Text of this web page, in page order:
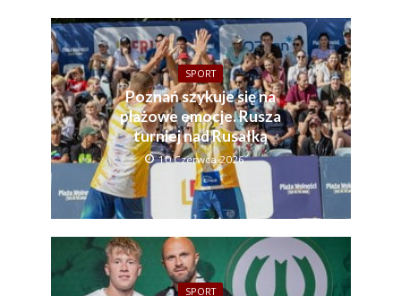
SPORT
Poznań szykuje się na
plażowe emocje. Rusza
turniej nad Rusałką
10 Czerwca 2026
SPORT